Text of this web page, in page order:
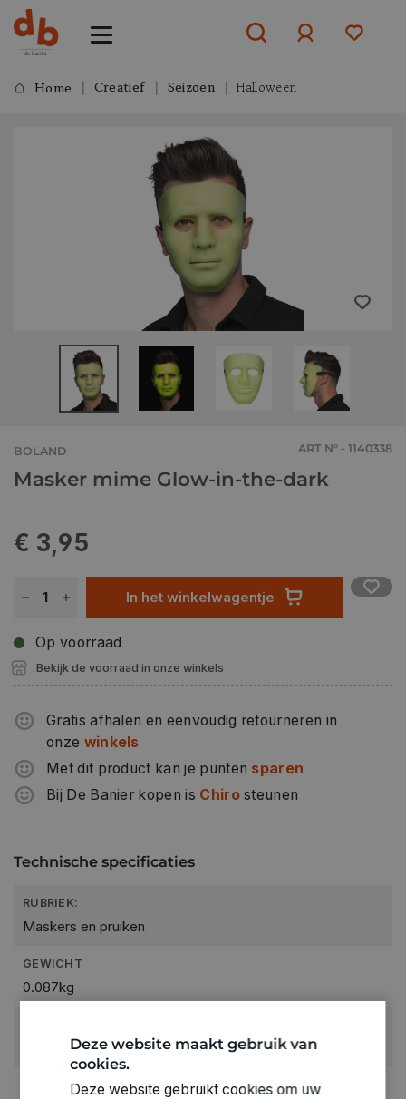
ofaanmelden
Home Creatief Seizoen Halloween
BOLAND ART N° - 1140338
Masker mime Glow-in-the-dark
€ 3,95
In het winkelwagentje
Op voorraad
Bekijk de voorraad in onze winkels
Gratis afhalen en eenvoudig retourneren in
onze winkels
Met dit product kan je punten sparen
Bij De Banier kopen is Chirosteunen
Technische specificaties
RUBRIEK:
Maskers en pruiken
GEWICHT
0.087kg
1140338Deze website maakt gebruik van
cookies.
Deze website gebruikt cookies om uw